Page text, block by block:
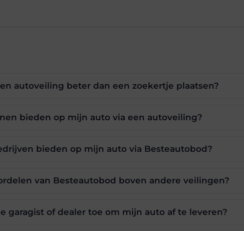
autoveiling beter dan een zoekertje plaatsen?
bieden op mijn auto via een autoveiling?
bieden op mijn auto via Besteautobod?
van Besteautobod boven andere veilingen?
garagist of dealer toe om mijn auto af te leveren?